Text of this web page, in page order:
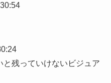
と残っていけないビジュア